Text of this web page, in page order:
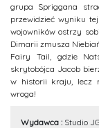
grupa Spriggana
przewidzieć wyniku
wojowników ostrzy
Dimarii zmusza
Fairy Tail, gdzie
skrytobójca Jacob
w historii kraju, lecz
wroga!
Wydawca : Studio JG